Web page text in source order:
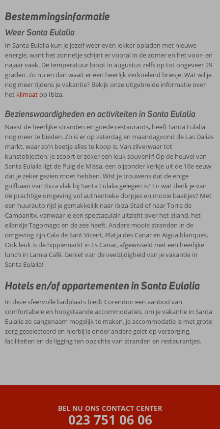
Bestemmingsinformatie
Weer Santa Eulalia
In Santa Eulalia kun je jezelf weer even lekker opladen met nieuwe
energie, want het zonnetje schijnt er vooral in de zomer en het voor- en
najaar vaak. De temperatuur loopt in augustus zelfs op tot ongeveer 29
graden. Zo nu en dan waait er een heerlijk verkoelend briesje. Wat wil je
nog meer tijdens je vakantie? Bekijk onze uitgebreide informatie over
het klimaatop Ibiza.
Bezienswaardigheden en activiteiten in Santa Eulalia
Naast de heerlijke stranden en goede restaurants, heeft Santa Eulalia
nog meer te bieden. Zo is er op zaterdag en maandagvond de Las Dalias
markt, waar zo’n beetje alles te koop is. Van zilverwaar tot
kunstobjecten, je scoort er zeker een leuk souvenir! Op de heuvel van
Santa Eulalia ligt de Puig de Missa, een bijzonder kerkje uit de 16e eeuw
dat je zeker gezien moet hebben. Wist je trouwens dat de enige
golfbaan van Ibiza vlak bij Santa Eulalia gelegen is? En wat denk je van
de prachtige omgeving vol authentieke dorpjes en mooie baaitjes? Met
een huurauto rijd je gemakkelijk naar Ibiza-Stad of naar Torre de
Campanitx, vanwaar je een spectaculair uitzicht over het eiland, het
eilandje Tagomago en de zee heeft. Andere mooie stranden in de
omgeving zijn Cala de Sant Vicent, Platja des Canar en Aigua blanques.
Ook leuk is de hippiemarkt in Es Canar, afgewisseld met een heerlijke
lunch in Lamia Café. Geniet van de veelzijdigheid van je vakantie in
Santa Eulalia!
Hotels en/of appartementen in Santa Eulalia
In deze sfeervolle badplaats biedt Corendon een aanbod van
comfortabele en hoogstaande accommodaties, om je vakantie in Santa
Eulalia zo aangenaam mogelijk te maken. Je accommodatie is met grote
zorg geselecteerd en hierbij is onder andere gelet op verzorging,
faciliteiten en de ligging ten opzichte van stranden en restaurantjes.
BEL NU ONS CONTACT CENTER
023 751 06 06